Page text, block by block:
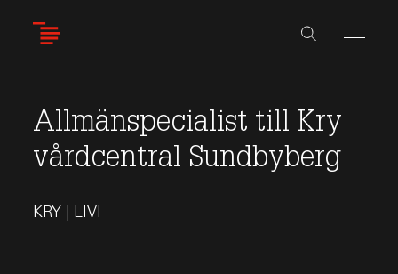
Allmänspecialist till Kry
vårdcentral Sundbyberg
KRY | LIVI